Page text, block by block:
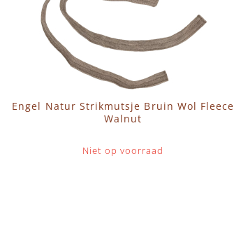
Engel Natur Strikmutsje Bruin Wol Fleece
Walnut
Niet op voorraad